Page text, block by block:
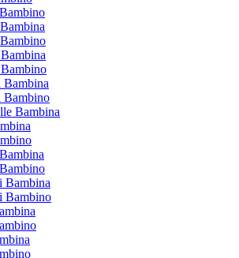
Bambina
Bambino
Bambina
Bambina
Bambino